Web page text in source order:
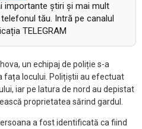
importante știri și mai mult
tău. Intră pe canalul
TELEGRAM
un echipaj de poliție s-a
fața locului. Polițiștii au efectuat
iar pe latura de nord au depistat
proprietatea sărind gardul.
a fost identificată ca fiind